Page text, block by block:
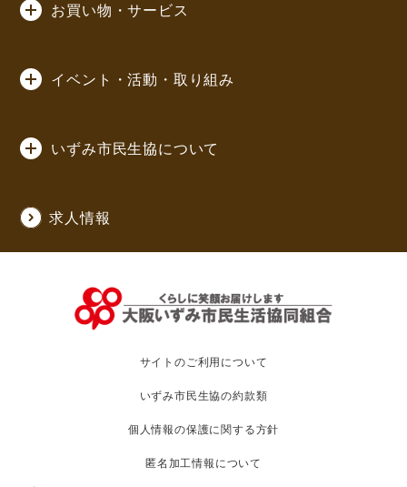
お買い物・サービス
イベント・活動・取り組み
いずみ市民生協について
求人情報
サイトのご利用について
いずみ市民生協の約款類
個人情報の保護に関する方針
匿名加工情報について